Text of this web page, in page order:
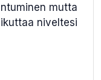
mutta
niveltesi